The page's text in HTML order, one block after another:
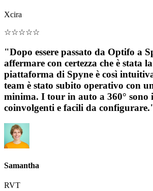
Xcira
☆☆☆☆☆
"Dopo essere passato da Optifo a
affermare con certezza che è stata
piattaforma di Spyne è così
team è stato subito operativo con
minima. I tour in auto a 360° sono
coinvolgenti e facili da
Samantha
RVT